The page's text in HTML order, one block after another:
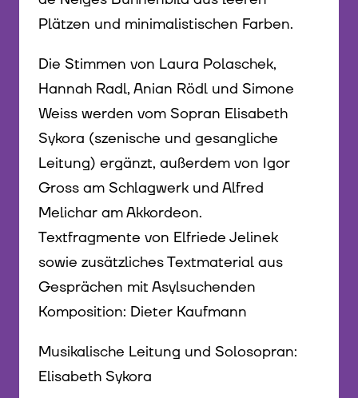
Plätzen und minimalistischen Farben.
Die Stimmen von Laura Polaschek,
Hannah Radl, Anian Rödl und Simone
Weiss werden vom Sopran Elisabeth
Sykora (szenische und gesangliche
Leitung) ergänzt, außerdem von Igor
Gross am Schlagwerk und Alfred
Melichar am Akkordeon.
Textfragmente von Elfriede Jelinek
sowie zusätzliches Textmaterial aus
Gesprächen mit Asylsuchenden
Komposition: Dieter Kaufmann
Musikalische Leitung und Solosopran:
Elisabeth Sykora